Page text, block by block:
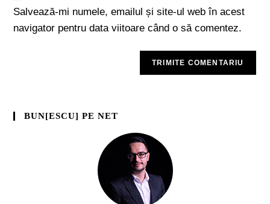
Salvează-mi numele, emailul și site-ul web în acest
navigator pentru data viitoare când o să comentez.
BUN[ESCU] PE NET